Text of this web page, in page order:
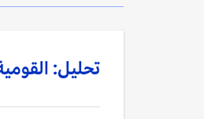
تحليل: